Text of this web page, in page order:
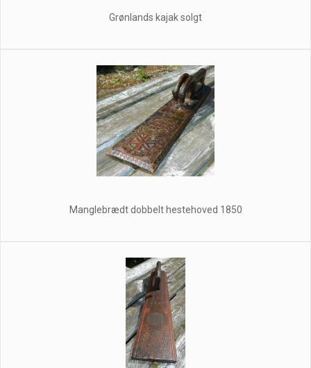
Grønlands kajak solgt
Manglebrædt dobbelt hestehoved 1850